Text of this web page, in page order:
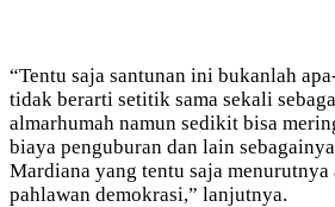
“Tentu saja santunan ini bukanlah
tidak berarti setitik sama sekali
almarhumah namun sedikit bisa
biaya penguburan dan lain
Mardiana yang tentu saja menurutnya
pahlawan demokrasi,” lanjutnya.